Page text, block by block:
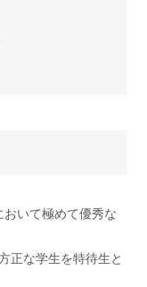
いて極めて優秀な
正な学生を特待生と